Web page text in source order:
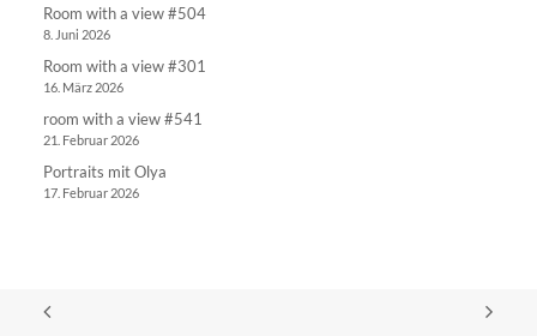
Room with a view #504
8. Juni 2026
Room with a view #301
16. März 2026
room with a view #541
21. Februar 2026
Portraits mit Olya
17. Februar 2026